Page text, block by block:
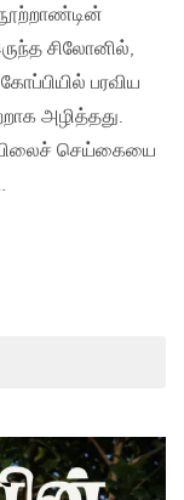
நூற்றாண்டின்
சிலோனில்,
பரவிய
அழித்தது.
செய்கையை